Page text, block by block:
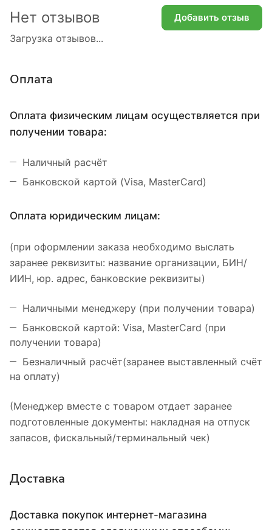
Загрузка отзывов...
Нет отзывов Добавить отзыв
Оплата
Оплата физическим лицам осуществляется при
получении товара:
Наличный расчёт
Банковской картой (Visa, MasterCard)
Оплата юридическим лицам:
(при оформлении заказа необходимо выслать
заранее реквизиты: название организации, БИН/
ИИН, юр. адрес, банковские реквизиты)
Наличными менеджеру (при получении товара)
Банковской картой: Visa, MasterCard (при
получении товара)
Безналичный расчёт(заранее выставленный счёт
на оплату)
(Менеджер вместе с товаром отдает заранее
подготовленные документы: накладная на отпуск
запасов, фискальный/терминальный чек)
Доставка
Доставка покупок интернет-магазина